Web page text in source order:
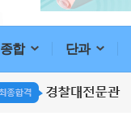
종합 단과